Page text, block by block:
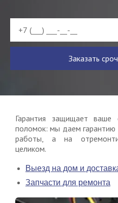
Заказать
Гарантия защищает
поломок: мы даем гарантию
работы, а на
целиком.
Выезд на дом и
Запчасти для ремонта